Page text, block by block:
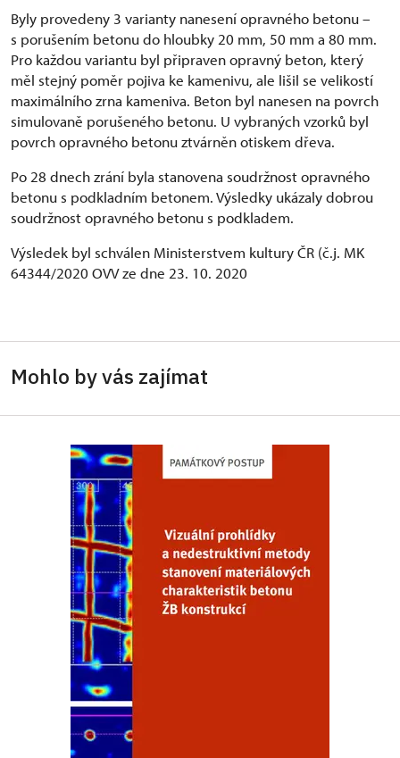
Byly provedeny 3 varianty nanesení opravného betonu –
s porušením betonu do hloubky 20 mm, 50 mm a 80 mm.
Pro každou variantu byl připraven opravný beton, který
měl stejný poměr pojiva ke kamenivu, ale lišil se velikostí
maximálního zrna kameniva. Beton byl nanesen na povrch
simulovaně porušeného betonu. U vybraných vzorků byl
povrch opravného betonu ztvárněn otiskem dřeva.
Po 28 dnech zrání byla stanovena soudržnost opravného
betonu s podkladním betonem. Výsledky ukázaly dobrou
soudržnost opravného betonu s podkladem.
Výsledek byl schválen Ministerstvem kultury ČR (č.j. MK
64344/2020 OVV ze dne 23. 10. 2020
Mohlo by vás zajímat